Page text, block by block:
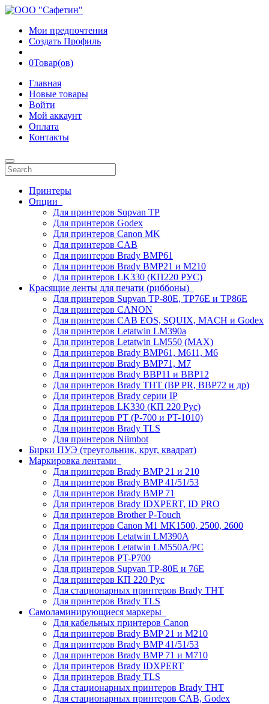
Мои предпочтения
Создать Профиль
0Товар(ов)
Главная
Новые товары
Войти
Мой аккаунт
Оплата
Контакты
Принтеры
Опции
Для принтеров Supvan TP
Для принтеров Godex
Для принтеров Canon MK
Для принтеров CAB
Для принтеров Brady BMP61
Для принтеров Brady BMP21 и M210
Для принтеров LK330 (КП220 РУС)
Красящие ленты для печати (риббоны)
Для принтеров Supvan TP-80E, TP76E и TP86E
Для принтеров CANON
Для принтеров CAB EOS, SQUIX, MACH и Godex
Для принтеров Letatwin LM390a
Для принтеров Letatwin LM550 (MAX)
Для принтеров Brady BMP61, M611, M6
Для принтеров Brady BMP71, M7
Для принтеров Brady BBP11 и BBP12
Для принтеров Brady THT (BP PR, BBP72 и др)
Для принтеров Brady серии IP
Для принтеров LK330 (КП 220 Рус)
Для принтеров PT (P-700 и PT-1010)
Для принтеров Brady TLS
Для принтеров Niimbot
Бирки ПУЭ (треугольник, круг, квадрат)
Маркировка лентами
Для принтеров Brady BMP 21 и 210
Для принтеров Brady BMP 41/51/53
Для принтеров Brady BMP 71
Для принтеров Brady IDXPERT, ID PRO
Для принтеров Brother P-Touch
Для принтеров Canon M1 MK1500, 2500, 2600
Для принтеров Letatwin LM390A
Для принтеров Letatwin LM550A/PC
Для принтеров PT-P700
Для принтеров Supvan TP-80E и 76E
Для принтеров КП 220 Рус
Для стационарных принтеров Brady THT
Для принтеров Brady TLS
Самоламинирующиеся маркеры
Для кабельных принтеров Canon
Для принтеров Brady BMP 21 и M210
Для принтеров Brady BMP 41/51/53
Для принтеров Brady BMP 71 и M710
Для принтеров Brady IDXPERT
Для принтеров Brady TLS
Для стационарных принтеров Brady THT
Для стационарных принтеров CAB, Godex